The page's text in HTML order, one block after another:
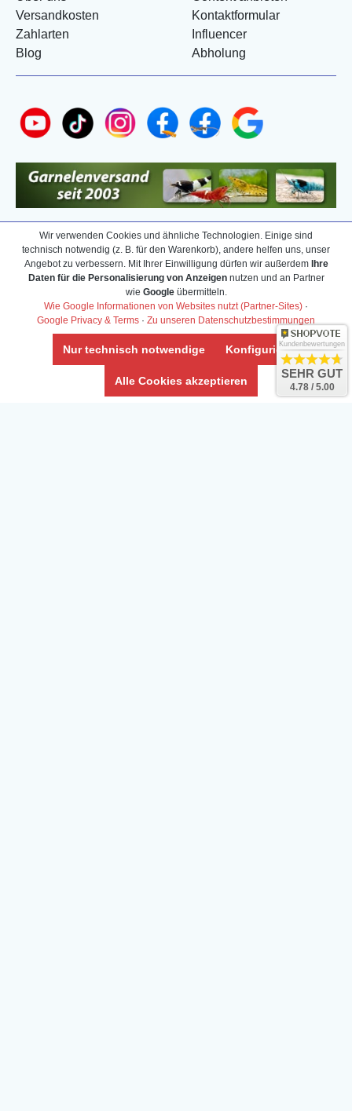
Versandkosten
Zahlarten
Blog
Kontaktformular
Influencer
Abholung
Wir verwenden Cookies und ähnliche Technologien. Einige sind
technisch notwendig (z. B. für den Warenkorb), andere helfen uns, unser
Angebot zu verbessern. Mit Ihrer Einwilligung dürfen wir außerdem Ihre
Daten für die Personalisierung von Anzeigennutzen und an Partner
wie Googleübermitteln.
Wie Google Informationen von Websites nutzt (Partner-Sites) ·
Google Privacy & Terms · Zu unseren Datenschutzbestimmungen
Nur technisch notwendige Konfigurieren
Alle Cookies akzeptieren
Kundenbewertungen
SEHR GUT
4.78 / 5.00